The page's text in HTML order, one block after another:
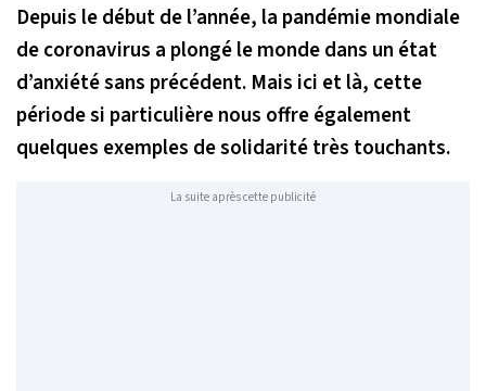
Depuis le début de l’année, la pandémie mondiale
de coronavirus a plongé le monde dans un état
d’anxiété sans précédent. Mais ici et là, cette
période si particulière nous offre également
quelques exemples de solidarité très touchants.
La suite après cette publicité